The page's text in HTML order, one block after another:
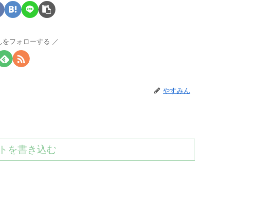
をフォローする
やすみん
を書き込む